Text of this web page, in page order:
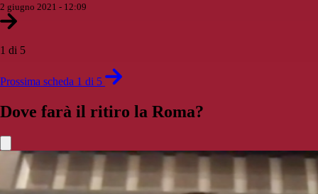
2 giugno 2021 - 12:09
1 di 5
Prossima scheda 1 di 5
Dove farà il ritiro la Roma?